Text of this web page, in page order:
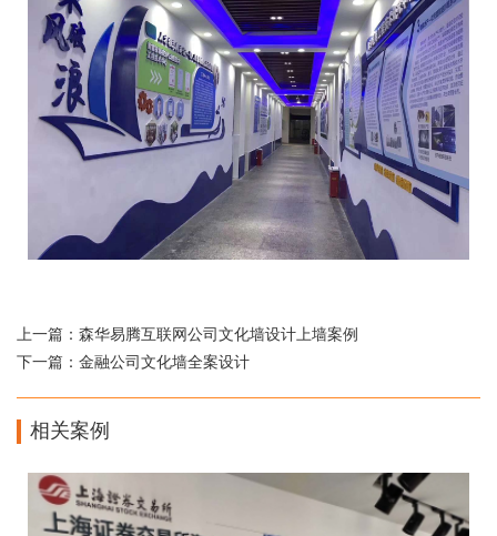
上一篇： 森华易腾互联网公司文化墙设计上墙案例
下一篇： 金融公司文化墙全案设计
相关案例